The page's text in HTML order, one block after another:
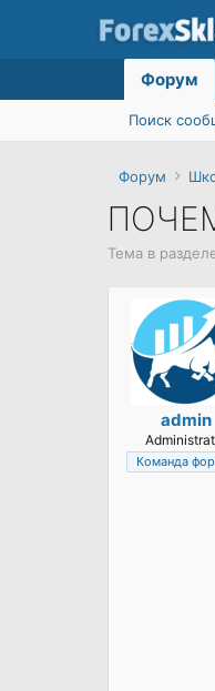
Форум
Тема в
admin
Команда
Форум
Поиск